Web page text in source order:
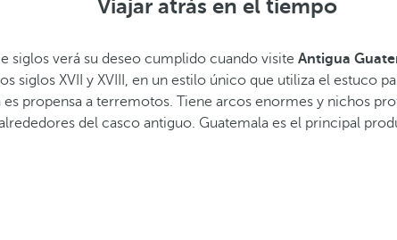
Viajar atrás en el tiempo
siglos verá su deseo cumplido cuando visite Antigua
siglos XVII y XVIII, en un estilo único que utiliza el estuco
es propensa a terremotos. Tiene arcos enormes y nichos
del casco antiguo. Guatemala es el principal